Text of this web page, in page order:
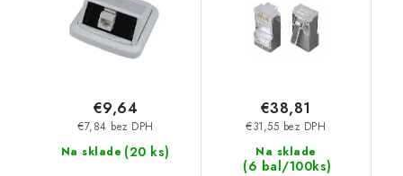
Na sklade (20 ks)
€7,84 bez DPH
€9,64
Na sklade
(6 bal/100ks)
€31,55 bez DPH
€38,81